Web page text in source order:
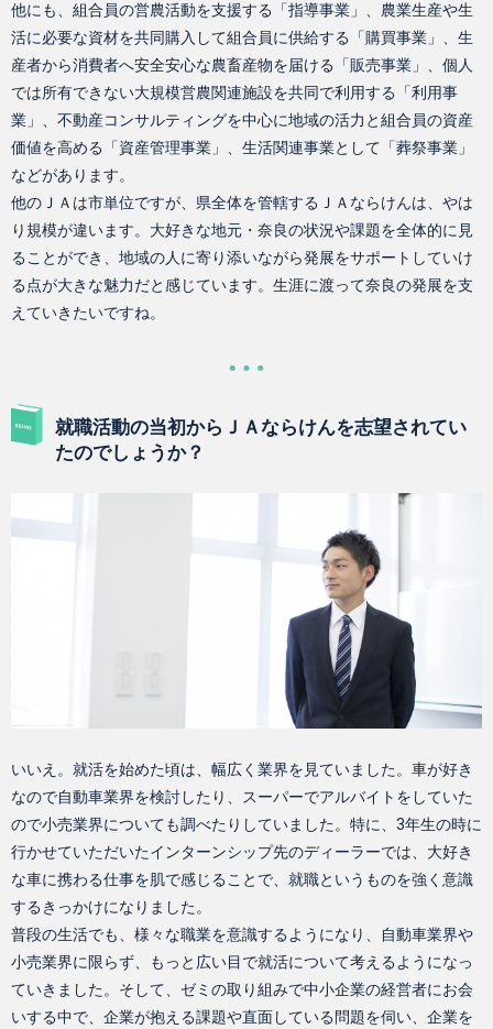
他にも、組合員の営農活動を支援する「指導事業」、農業生産や生
活に必要な資材を共同購入して組合員に供給する「購買事業」、生
産者から消費者へ安全安心な農畜産物を届ける「販売事業」、個人
では所有できない大規模営農関連施設を共同で利用する「利用事
業」、不動産コンサルティングを中心に地域の活力と組合員の資産
価値を高める「資産管理事業」、生活関連事業として「葬祭事業」
などがあります。
他のＪＡは市単位ですが、県全体を管轄するＪＡならけんは、やは
り規模が違います。大好きな地元・奈良の状況や課題を全体的に見
ることができ、地域の人に寄り添いながら発展をサポートしていけ
る点が大きな魅力だと感じています。生涯に渡って奈良の発展を支
えていきたいですね。
就職活動の当初からＪＡならけんを志望されてい
たのでしょうか？
いいえ。就活を始めた頃は、幅広く業界を見ていました。車が好き
なので自動車業界を検討したり、スーパーでアルバイトをしていた
ので小売業界についても調べたりしていました。特に、3年生の時に
行かせていただいたインターンシップ先のディーラーでは、大好き
な車に携わる仕事を肌で感じることで、就職というものを強く意識
するきっかけになりました。
普段の生活でも、様々な職業を意識するようになり、自動車業界や
小売業界に限らず、もっと広い目で就活について考えるようになっ
ていきました。そして、ゼミの取り組みで中小企業の経営者にお会
いする中で、企業が抱える課題や直面している問題を伺い、企業を